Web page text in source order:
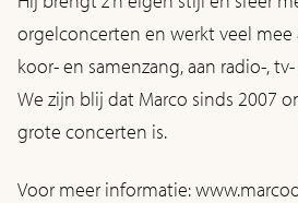
orgelconcerten en werkt veel mee
koor- en samenzang, aan radio-,
We zijn blij dat Marco sinds 2007
grote concerten is.
Voor meer informatie: